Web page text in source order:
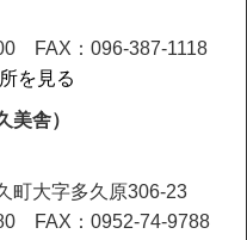
FAX：096-387-1118
を見る
美舎）
町大字多久原306-23
FAX：0952-74-9788